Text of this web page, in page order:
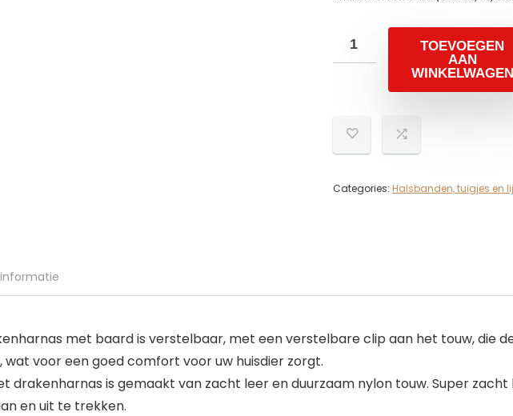
TOEVOEGEN
AAN
WINKELWAGEN
Categories: Halsbanden, tuigjes en
met baard is verstelbaar, met een verstelbare clip aan het touw, die
wat voor een goed comfort voor uw huisdier zorgt.
drakenharnas is gemaakt van zacht leer en duurzaam nylon touw. Super
en uit te trekken.